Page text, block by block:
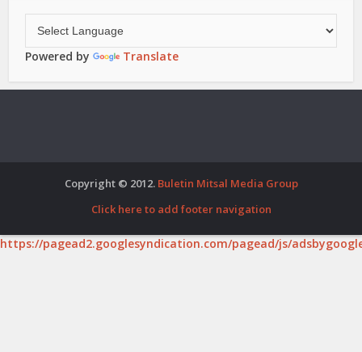
Powered by Translate
Copyright © 2012. Buletin Mitsal Media Group
Click here to add footer navigation
https://pagead2.googlesyndication.com/pagead/js/